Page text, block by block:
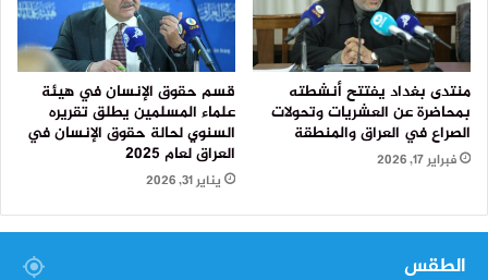
منتدى بغداد يفتتح أنشطته
بمحاضرة عن العشريات وتحولات
الصراع في العراق والمنطقة
فبراير 17, 2026
قسم حقوق الإنسان في هيئة
علماء المسلمين يطلق تقريره
السنوي لحالة حقوق الإنسان في
العراق لعام 2025
يناير 31, 2026
الطقس